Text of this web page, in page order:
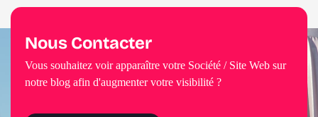
Nous Contacter
Vous souhaitez voir apparaître votre Société / Site Web sur
notre blog afin d'augmenter votre visibilité ?